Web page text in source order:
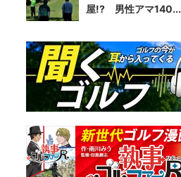
屋!? 男性アマ140...